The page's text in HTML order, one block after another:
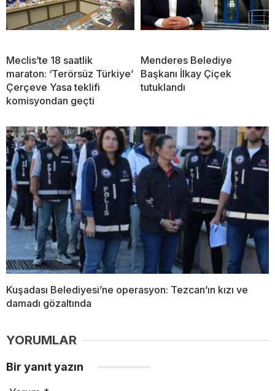
Meclis’te 18 saatlik
maraton: ‘Terörsüz Türkiye’
Çerçeve Yasa teklifi
komisyondan geçti
Menderes Belediye
Başkanı İlkay Çiçek
tutuklandı
Kuşadası Belediyesi’ne operasyon: Tezcan’ın kızı ve
damadı gözaltında
YORUMLAR
Bir yanıt yazın